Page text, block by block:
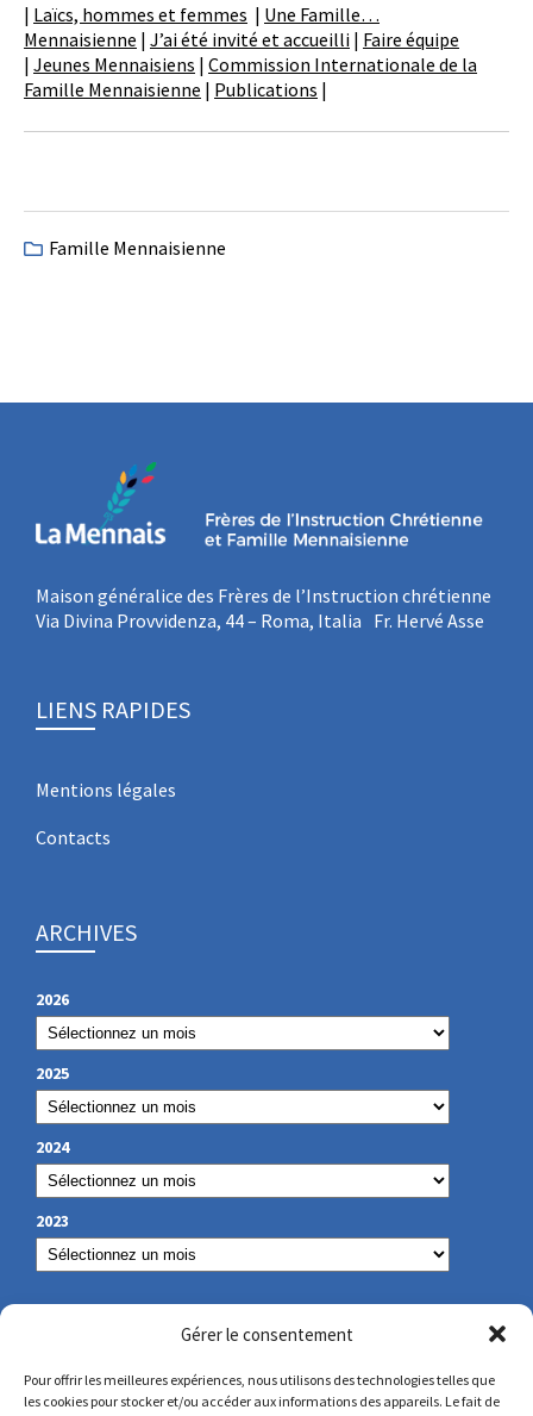
Gérer le consentement
Pour offrir les meilleures expériences, nous utilisons des technologies telles que
les cookies pour stocker et/ou accéder aux informations des appareils. Le fait de
| Laïcs, hommes et femmes | Une Famille…
Mennaisienne | J’ai été invité et accueilli | Faire équipe
| Jeunes Mennaisiens | Commission Internationale de la
Famille Mennaisienne | Publications |
Famille Mennaisienne
Maison généralice des Frères de l’Instruction chrétienne
Via Divina Provvidenza, 44 – Roma, Italia Fr. Hervé Asse
LIENS RAPIDES
Mentions légales
Contacts
ARCHIVES
2026
2025
2024
2023
NOS COORDONNÉES
secretariat@lamennais.org